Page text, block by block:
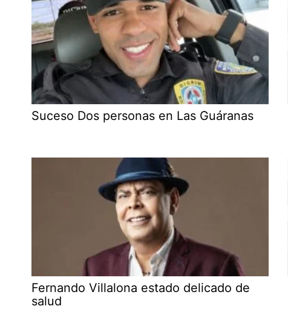
Suceso Dos personas en Las Guáranas
Fernando Villalona estado delicado de
salud